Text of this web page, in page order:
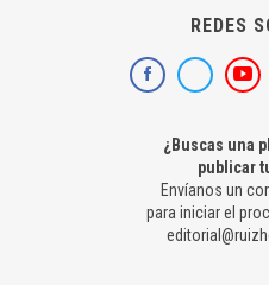
REDES
¿Buscas una
publicar
Envíanos un
para iniciar el